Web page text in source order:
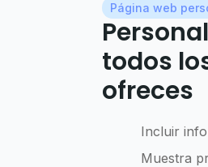
Página web
todos
ofreces
Incluir
Muestra